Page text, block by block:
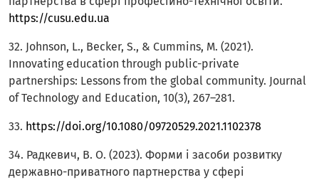
https://cusu.edu.ua
32. Johnson, L., Becker, S., & Cummins, M. (2021).
Innovating education through public-private
partnerships: Lessons from the global community. Journal
of Technology and Education, 10(3), 267–281.
33. https://doi.org/10.1080/09720529.2021.1102378
34. Радкевич, В. О. (2023). Форми і засоби розвитку
державно-приватного партнерства у сфері